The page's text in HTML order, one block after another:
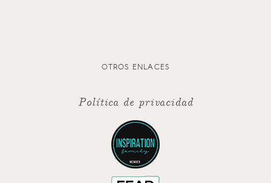
OTROS ENLACES
Política de privacidad